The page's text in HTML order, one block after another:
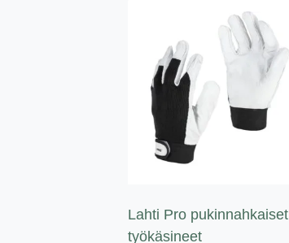
Lahti Pro pukinnahkaiset
työkäsineet